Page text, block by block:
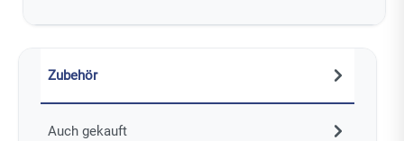
Zubehör
Auch gekauft